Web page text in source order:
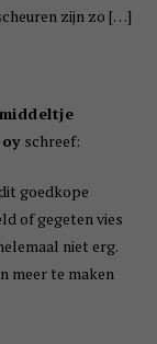
zijn zo […]
schreef:
goedkope
of gegeten vies
niet erg.
meer te maken